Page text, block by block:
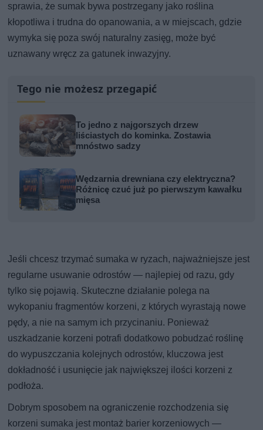
sprawia, że sumak bywa postrzegany jako roślina
kłopotliwa i trudna do opanowania, a w miejscach, gdzie
wymyka się poza swój naturalny zasięg, może być
uznawany wręcz za gatunek inwazyjny.
Tego nie możesz przegapić
To jedno z najgorszych drzew
liściastych do kominka. Zostawia
mnóstwo sadzy
Wędzarnia drewniana czy elektryczna?
Różnicę czuć już po pierwszym kawałku
mięsa
Jeśli chcesz trzymać sumaka w ryzach, najważniejsze jest
regularne usuwanie odrostów — najlepiej od razu, gdy
tylko się pojawią. Skuteczne działanie polega na
wykopaniu fragmentów korzeni, z których wyrastają nowe
pędy, a nie na samym ich przycinaniu. Ponieważ
uszkadzanie korzeni potrafi dodatkowo pobudzać roślinę
do wypuszczania kolejnych odrostów, kluczowa jest
dokładność i usunięcie jak największej ilości korzeni z
podłoża.
Dobrym sposobem na ograniczenie rozchodzenia się
korzeni sumaka jest montaż barier korzeniowych —